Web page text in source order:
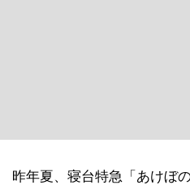
昨年夏、寝台特急「あけぼ